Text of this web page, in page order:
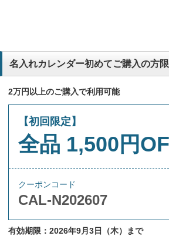
名入れカレンダー初めてご購入の方
2万円以上のご購入で利用可能
【初回限定】
全品 1,500円
クーポンコード
CAL-N202607
有効期限：2026年9月3日（木）まで